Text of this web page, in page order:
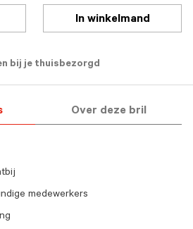
In winkelmand
bij je thuisbezorgd
Over deze bril
medewerkers